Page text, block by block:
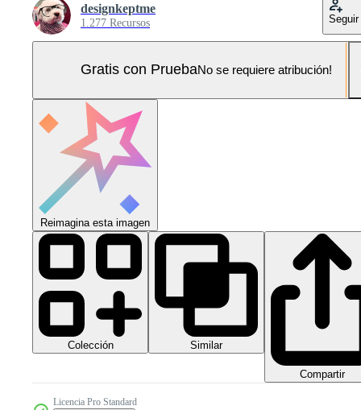
designkeptme
1.277 Recursos Seguir
Gratis con PruebaNo se requiere atribución!
Reimagina esta imagen
Colección Similar
Compartir
Licencia Pro Standard